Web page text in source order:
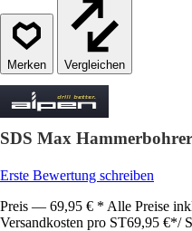
Vergleichen
SDS Max
Erste Bewertung schreiben
Preis — 69,95 € * Alle Preise
Versandkosten pro ST69,95 €*/